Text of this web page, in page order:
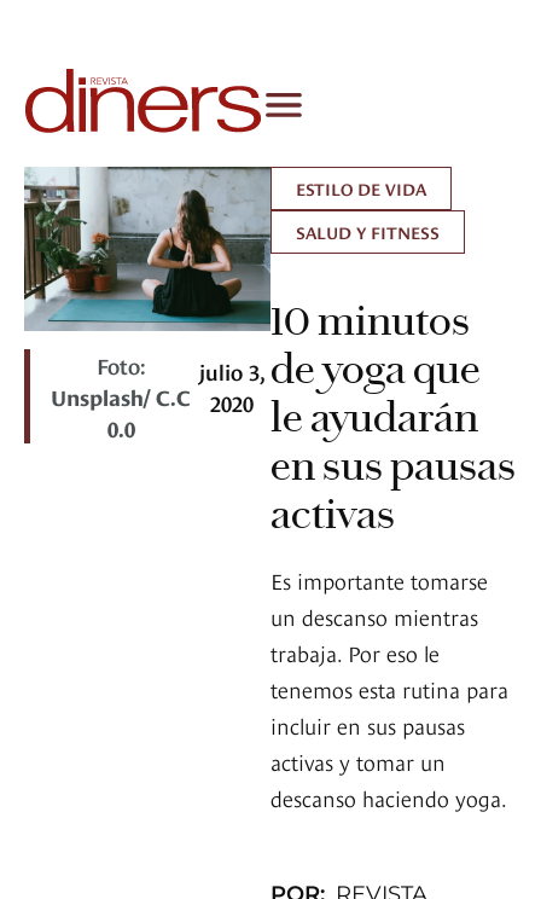
Foto:
Unsplash/ C.C
0.0
julio 3,
2020
ESTILO DE VIDA
SALUD Y FITNESS
10 minutos
de yoga que
le ayudarán
en sus pausas
activas
Es importante tomarse
un descanso mientras
trabaja. Por eso le
tenemos esta rutina para
incluir en sus pausas
activas y tomar un
descanso haciendo yoga.